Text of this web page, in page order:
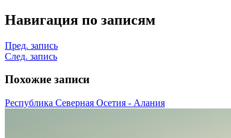
Навигация по записям
Пред. запись
След. запись
Похожие записи
Республика Северная Осетия - Алания